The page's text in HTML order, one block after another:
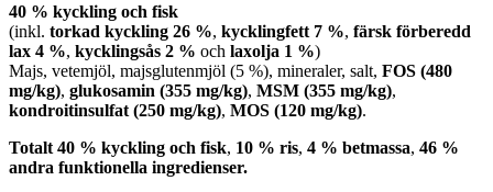
40 % kyckling och fisk
(inkl. torkad kyckling 26 %, kycklingfett 7 %, färsk förberedd
lax 4 %, kycklingsås 2 % och laxolja 1 %)
Majs, vetemjöl, majsglutenmjöl (5 %), mineraler, salt, FOS (480
mg/kg), glukosamin (355 mg/kg), MSM (355 mg/kg),
kondroitinsulfat (250 mg/kg), MOS (120 mg/kg).
Totalt 40 % kyckling och fisk, 10 % ris, 4 % betmassa, 46 %
andra funktionella ingredienser.